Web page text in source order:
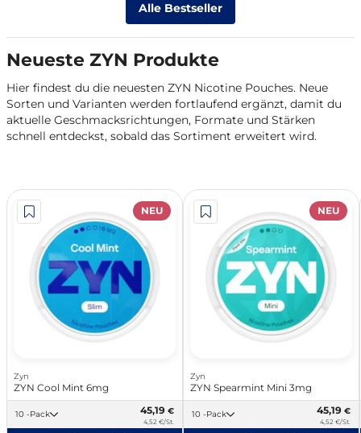
Alle Bestseller
Neueste ZYN Produkte
Hier findest du die neuesten ZYN Nicotine Pouches. Neue
Sorten und Varianten werden fortlaufend ergänzt, damit du
aktuelle Geschmacksrichtungen, Formate und Stärken
schnell entdeckst, sobald das Sortiment erweitert wird.
NEU
Zyn
ZYN Cool Mint 6mg
10 -Pack 45,19 €
4,52 €/St.
NEU
Zyn
ZYN Spearmint Mini 3mg
10 -Pack 45,19 €
4,52 €/St.